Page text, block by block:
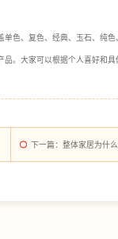
单色、复色、经典、玉石、纯
。大家可以根据个人喜好和具
下一篇：整体家居为什